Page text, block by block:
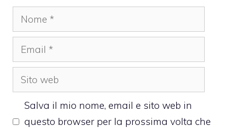
Nome
Email
Sito
web
Salva il mio nome, email e sito web in
questo browser per la prossima volta che